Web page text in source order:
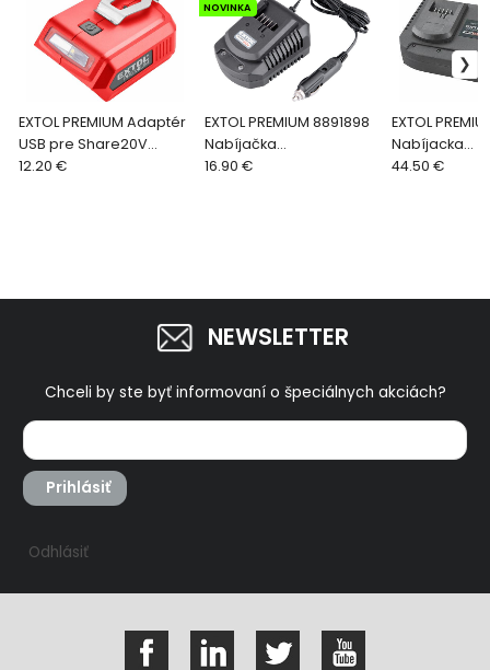
EXTOL PREMIUM Adaptér
USB pre Share20V
akumulátor, 2x USB
12.20 €
EXTOL PREMIUM 8891898
Nabíjačka
akumulátorov Share20V
NOVINKA
16.90 €
EXTOL
Nabíjacka
44.50 €
NEWSLETTER
Chceli by ste byť informovaní o špeciálnych akciách?
Prihlásiť
Odhlásiť